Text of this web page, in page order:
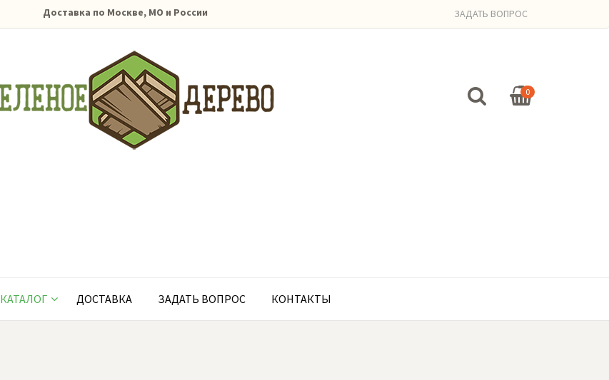
Доставка по Москве, МО и России ЗАДАТЬ ВОПРОС
0
КАТАЛОГ ДОСТАВКА ЗАДАТЬ ВОПРОС КОНТАКТЫ